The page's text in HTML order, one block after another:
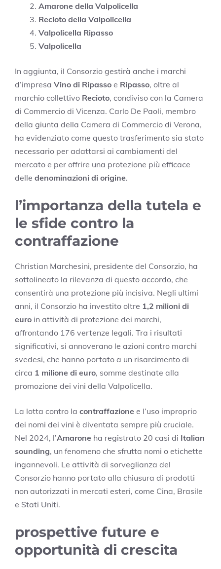
Amarone della Valpolicella
Recioto della Valpolicella
Valpolicella Ripasso
Valpolicella
In aggiunta, il Consorzio gestirà anche i marchi
d’impresa Vino di Ripasso e Ripasso, oltre al
marchio collettivo Recioto, condiviso con la Camera
di Commercio di Vicenza. Carlo De Paoli, membro
della giunta della Camera di Commercio di Verona,
ha evidenziato come questo trasferimento sia stato
necessario per adattarsi ai cambiamenti del
mercato e per offrire una protezione più efficace
delle denominazioni di origine.
l’importanza della tutela e
le sfide contro la
contraffazione
Christian Marchesini, presidente del Consorzio, ha
sottolineato la rilevanza di questo accordo, che
consentirà una protezione più incisiva. Negli ultimi
anni, il Consorzio ha investito oltre 1,2 milioni di
euro in attività di protezione dei marchi,
affrontando 176 vertenze legali. Tra i risultati
significativi, si annoverano le azioni contro marchi
svedesi, che hanno portato a un risarcimento di
circa 1 milione di euro, somme destinate alla
promozione dei vini della Valpolicella.
La lotta contro la contraffazione e l’uso improprio
dei nomi dei vini è diventata sempre più cruciale.
Nel 2024, l’Amarone ha registrato 20 casi di Italian
sounding, un fenomeno che sfrutta nomi o etichette
ingannevoli. Le attività di sorveglianza del
Consorzio hanno portato alla chiusura di prodotti
non autorizzati in mercati esteri, come Cina, Brasile
e Stati Uniti.
prospettive future e
opportunità di crescita